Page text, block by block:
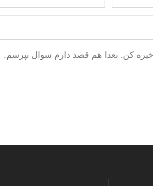
کن. بعدا هم قصد دارم سوال بپرسم.